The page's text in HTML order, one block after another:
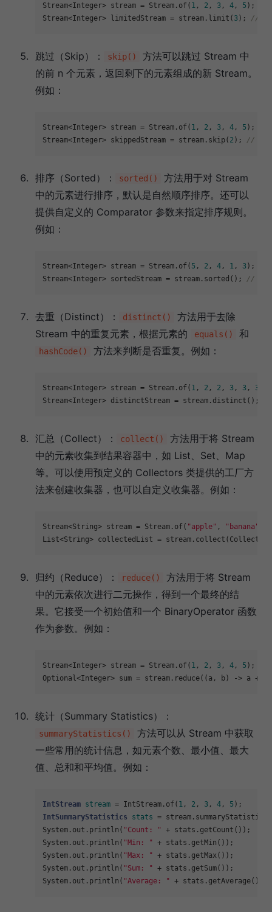
Stream<Integer> stream = Stream.of( 1 , 2 , 3 , 4 , 5 );
Stream<Integer> limitedStream = stream.limit( 3 ); // 只
跳过（Skip）： skip()
方法可以跳过 Stream 中
的前 n 个元素，返回剩下的元素组成的新 Stream。
例如：
Stream<Integer> stream = Stream.of( 1 , 2 , 3 , 4 , 5 );
Stream<Integer> skippedStream = stream.skip( 2 ); // 跳
排序（Sorted）： sorted()
方法用于对 Stream
中的元素进行排序，默认是自然顺序排序。还可以
提供自定义的 Comparator 参数来指定排序规则。
例如：
Stream<Integer> stream = Stream.of( 5 , 2 , 4 , 1 , 3 );
Stream<Integer> sortedStream = stream.sorted(); // 自然
去重（Distinct）： distinct()
方法用于去除
Stream 中的重复元素，根据元素的
equals() 和
hashCode() 方法来判断是否重复。例如：
Stream<Integer> stream = Stream.of( 1 , 2 , 2 , 3 , 3 , 3
Stream<Integer> distinctStream = stream.distinct();
汇总（Collect）： collect()
方法用于将 Stream
中的元素收集到结果容器中，如 List、Set、Map
等。可以使用预定义的 Collectors 类提供的工厂方
法来创建收集器，也可以自定义收集器。例如：
Stream<String> stream = Stream.of( "apple" , "banana"
List<String> collectedList =
归约（Reduce）： reduce()
方法用于将 Stream
中的元素依次进行二元操作，得到一个最终的结
果。它接受一个初始值和一个 BinaryOperator 函数
作为参数。例如：
Stream<Integer> stream = Stream.of( 1 , 2 , 3 , 4 , 5 );
Optional<Integer> sum = stream.reduce((a, b) -> a +
统计（Summary Statistics）：
summaryStatistics()
方法可以从 Stream 中获取
一些常用的统计信息，如元素个数、最小值、最大
值、总和和平均值。例如：
IntStream stream = IntStream.of( 1 , 2 , 3 , 4 , 5
IntSummaryStatistics
stats =
System.out.println( "Count: "
+ stats.getCount());
System.out.println( "Min: "
+ stats.getMin());
System.out.println( "Max: "
+ stats.getMax());
System.out.println( "Sum: "
+ stats.getSum());
System.out.println( "Average: "